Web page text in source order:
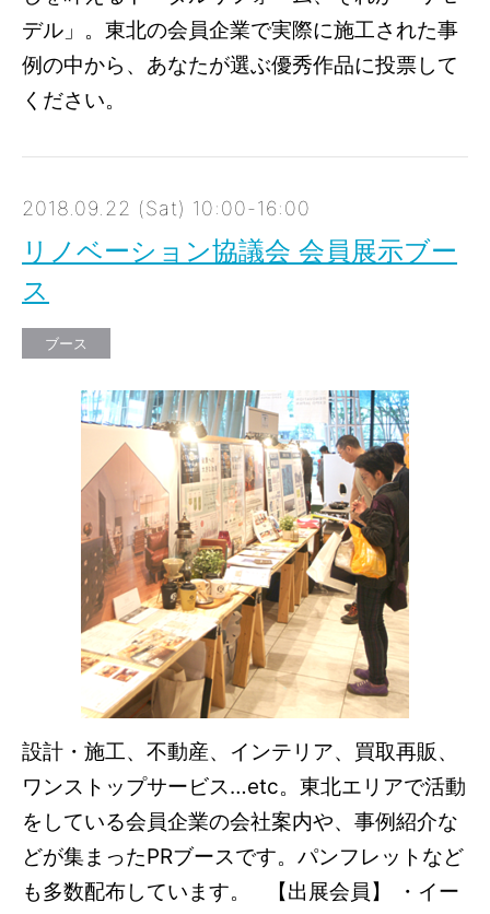
デル」。東北の会員企業で実際に施工された事
例の中から、あなたが選ぶ優秀作品に投票して
ください。
2018.09.22 (Sat) 10:00-16:00
リノベーション協議会 会員展示ブー
ス
ブース
設計・施工、不動産、インテリア、買取再販、
ワンストップサービス…etc。東北エリアで活動
をしている会員企業の会社案内や、事例紹介な
どが集まったPRブースです。パンフレットなど
も多数配布しています。 【出展会員】 ・イー